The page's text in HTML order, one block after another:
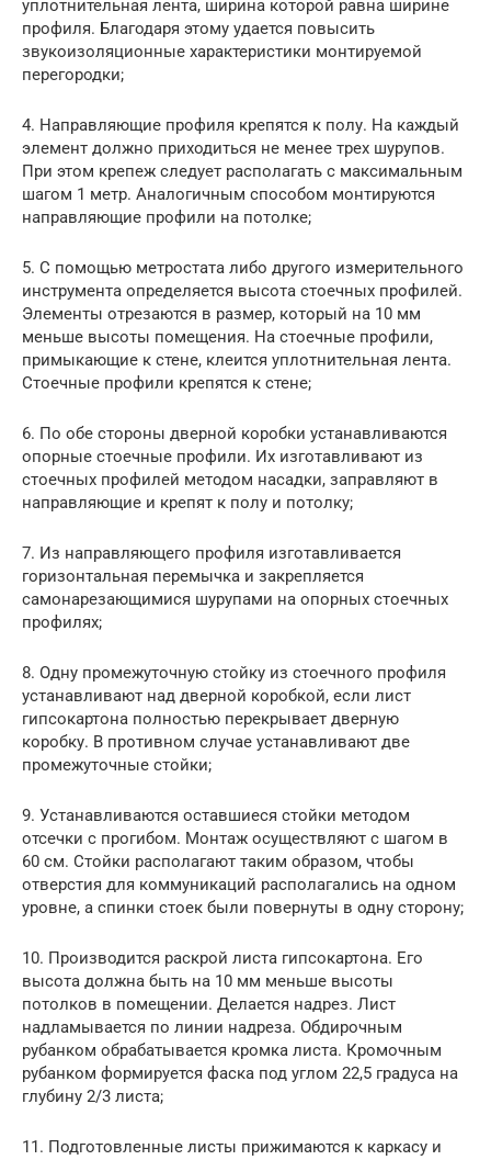
уплотнительная лента, ширина которой равна ширине
профиля. Благодаря этому удается повысить
звукоизоляционные характеристики монтируемой
перегородки;
4. Направляющие профиля крепятся к полу. На каждый
элемент должно приходиться не менее трех шурупов.
При этом крепеж следует располагать с максимальным
шагом 1 метр. Аналогичным способом монтируются
направляющие профили на потолке;
5. С помощью метростата либо другого измерительного
инструмента определяется высота стоечных профилей.
Элементы отрезаются в размер, который на 10 мм
меньше высоты помещения. На стоечные профили,
примыкающие к стене, клеится уплотнительная лента.
Стоечные профили крепятся к стене;
6. По обе стороны дверной коробки устанавливаются
опорные стоечные профили. Их изготавливают из
стоечных профилей методом насадки, заправляют в
направляющие и крепят к полу и потолку;
7. Из направляющего профиля изготавливается
горизонтальная перемычка и закрепляется
самонарезающимися шурупами на опорных стоечных
профилях;
8. Одну промежуточную стойку из стоечного профиля
устанавливают над дверной коробкой, если лист
гипсокартона полностью перекрывает дверную
коробку. В противном случае устанавливают две
промежуточные стойки;
9. Устанавливаются оставшиеся стойки методом
отсечки с прогибом. Монтаж осуществляют с шагом в
60 см. Стойки располагают таким образом, чтобы
отверстия для коммуникаций располагались на одном
уровне, а спинки стоек были повернуты в одну сторону;
10. Производится раскрой листа гипсокартона. Его
высота должна быть на 10 мм меньше высоты
потолков в помещении. Делается надрез. Лист
надламывается по линии надреза. Обдирочным
рубанком обрабатывается кромка листа. Кромочным
рубанком формируется фаска под углом 22,5 градуса на
глубину 2/3 листа;
11. Подготовленные листы прижимаются к каркасу и